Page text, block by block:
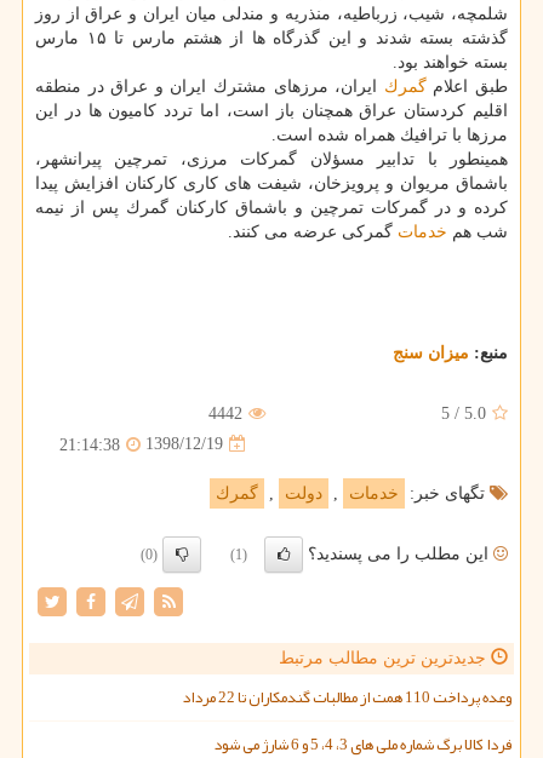
شلمچه، شیب، زرباطیه، منذریه و مندلی میان ایران و عراق از روز
گذشته بسته شدند و این گذرگاه ها از هشتم مارس تا ۱۵ مارس
بسته خواهند بود.
طبق اعلامگمرك ایران، مرزهای مشترك ایران و عراق در منطقه
اقلیم كردستان عراق همچنان باز است، اما تردد كامیون ها در این
مرزها با ترافیك همراه شده است.
همینطور با تدابیر مسؤلان گمركات مرزی، تمرچین پیرانشهر،
باشماق مریوان و پرویزخان، شیفت های كاری كاركنان افزایش پیدا
كرده و در گمركات تمرچین و باشماق كاركنان گمرك پس از نیمه
شب هم خدمات گمركی عرضه می كنند.
منبع: میزان سنج
5.0
/
5
4442
1398/12/19
21:14:38
تگهای خبر: خدمات دولت گمرك
این مطلب را می پسندید؟ (1)
(0)
جدیدترین ترین مطالب مرتبط
وعده پرداخت 110 همت از مطالبات گندمکاران تا 22 مرداد
فردا کالا برگ شماره ملی های 3، 4، 5 و 6 شارژ می شود